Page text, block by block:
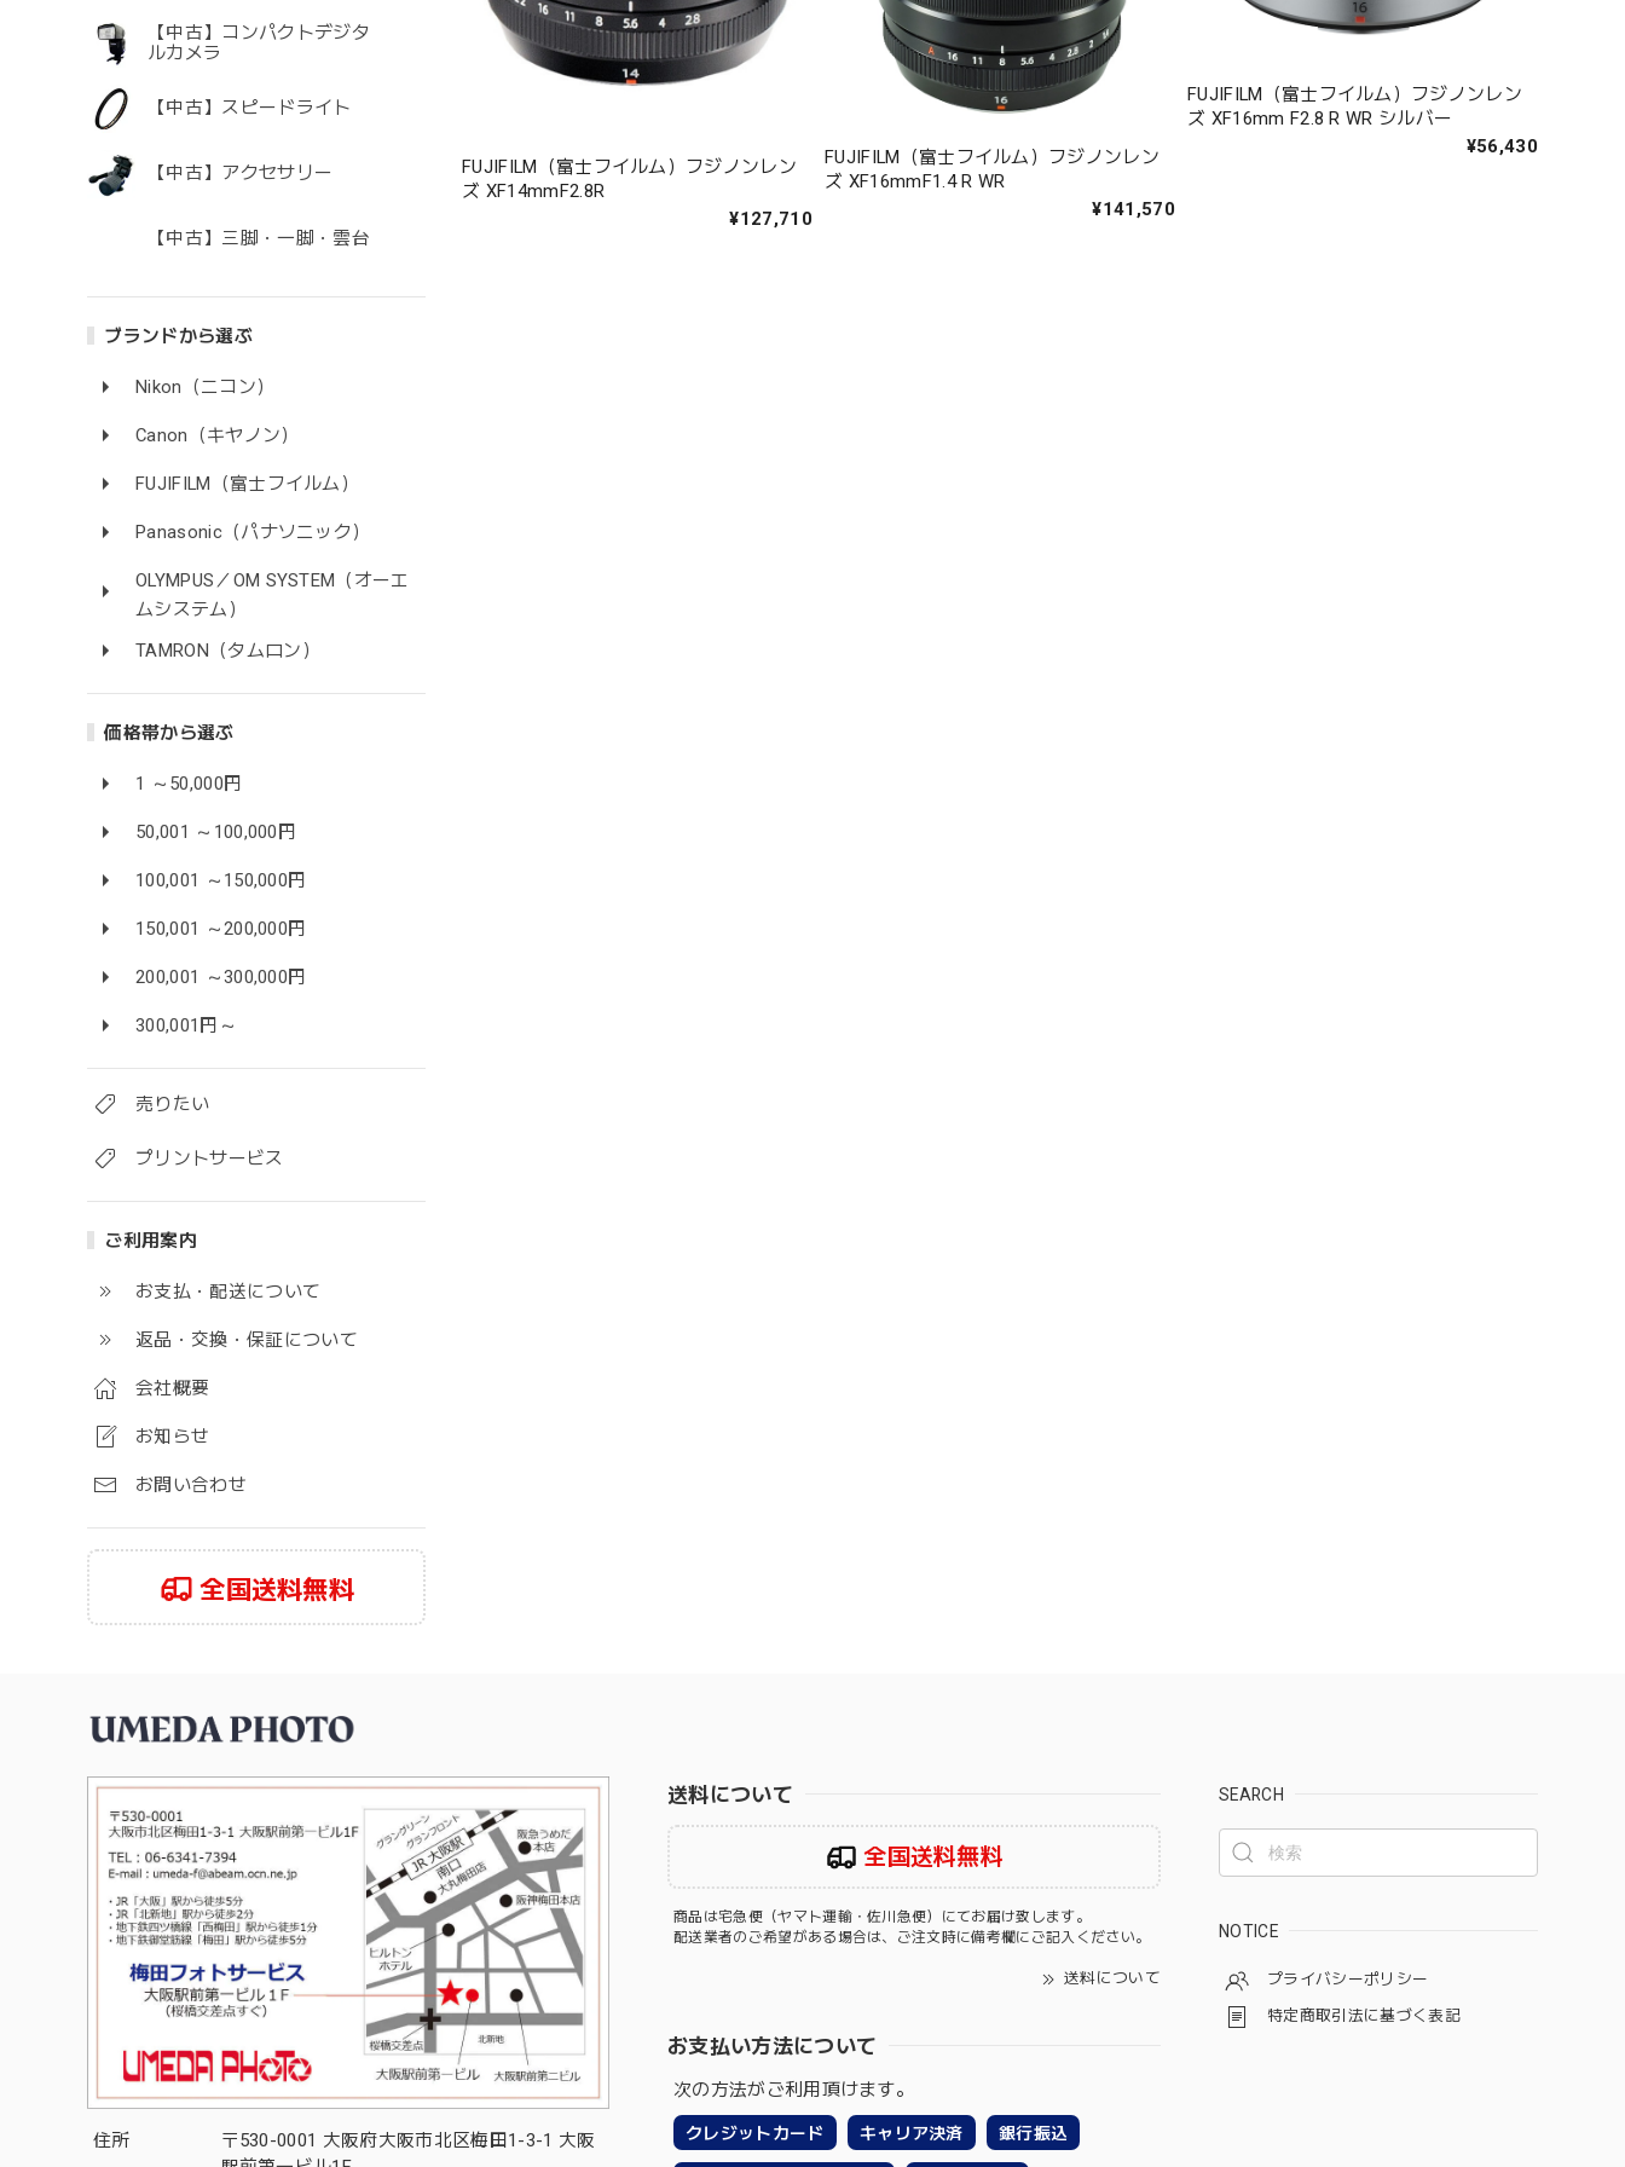
【中古】コンパクトデジタ
ルカメラ
【中古】スピードライト
【中古】アクセサリー
【中古】三脚・一脚・雲台
ブランドから選ぶ
Nikon（ニコン）
Canon（キヤノン）
FUJIFILM（富士フイルム）
Panasonic（パナソニック）
OLYMPUS／OM SYSTEM（オーエ
ムシステム）
TAMRON（タムロン）
価格帯から選ぶ
1 ～50,000円
50,001 ～100,000円
100,001 ～150,000円
150,001 ～200,000円
200,001 ～300,000円
300,001円～
売りたい
プリントサービス
ご利用案内
お支払・配送について
返品・交換・保証について
会社概要
お知らせ
お問い合わせ
全国送料無料
FUJIFILM（富士フイルム）フジノンレン
ズ XF14mmF2.8R
¥127,710
FUJIFILM（富士フイルム）フジノンレン
ズ XF16mmF1.4 R WR
¥141,570
FUJIFILM（富士フイルム）フジノンレン
ズ XF16mm F2.8 R WR シルバー
¥56,430
住所
〒530-0001 大阪府大阪市北区梅田1-3-1 大阪
送料について
全国送料無料
商品は宅急便（ヤマト運輸・佐川急便）にてお届け致します。
配送業者のご希望がある場合は、ご注文時に備考欄にご記入ください。
送料について
お支払い方法について
次の方法がご利用頂けます。
クレジットカード キャリア決済 銀行振込
SEARCH
NOTICE
プライバシーポリシー
特定商取引法に基づく表記